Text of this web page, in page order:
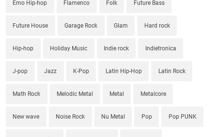
Emo Hip-hop Flamenco Folk Future Bass
Future House Garage Rock Glam Hard rock
Hip-hop Holiday Music Indie rock Indietronica
J-pop Jazz K-Pop Latin Hip-Hop Latin Rock
Math Rock Melodic Metal Metal Metalcore
New wave Noise Rock Nu Metal Pop Pop PUNK